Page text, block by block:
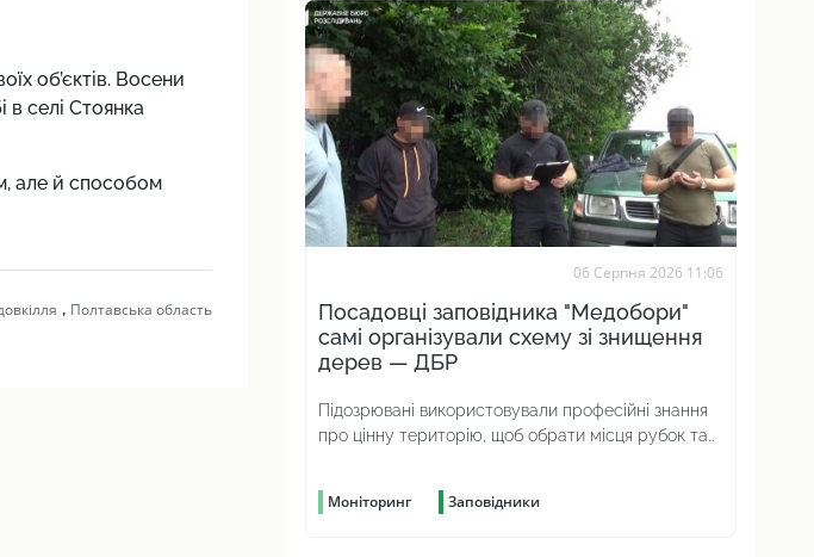
об’єктів. Восени
селі Стоянка
але й способом
, Полтавська область
06 Серпня 2026 11:06
Посадовці заповідника "Медобори"
самі організували схему зі знищення
дерев — ДБР
Підозрювані використовували професійні знання
про цінну територію, щоб обрати місця рубок та
Моніторинг Заповідники